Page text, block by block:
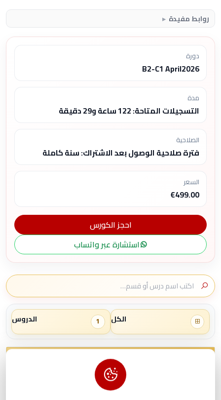
روابط مفيدة
دورة
B2-C1 April2026
مدة
التسجيلات المتاحة: 122 ساعة و29 دقيقة
الصلاحية
فترة صلاحية الوصول بعد الاشتراك: سنة كاملة
السعر
€499.00
احجز الكورس
استشارة عبر واتساب
الكل 1 الدروس